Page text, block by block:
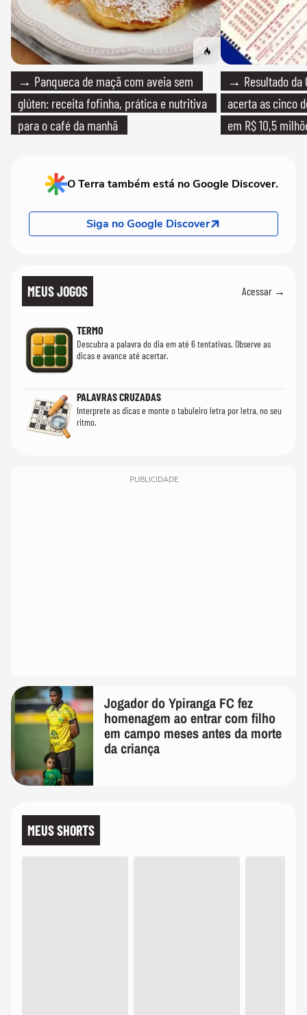
→ Panqueca de maçã com aveia sem
glúten: receita fofinha, prática e nutritiva
para o café da manhã
→ Resultado da
acerta as cinco
em R$ 10,5
O Terra também está no Google Discover.
Siga no Google Discover
MEUS JOGOS Acessar →
TERMO
Descubra a palavra do dia em até 6 tentativas. Observe as
dicas e avance até acertar.
PALAVRAS CRUZADAS
Interprete as dicas e monte o tabuleiro letra por letra, no seu
ritmo.
PUBLICIDADE
Jogador do Ypiranga FC fez
homenagem ao entrar com filho
em campo meses antes da morte
da criança
MEUS SHORTS